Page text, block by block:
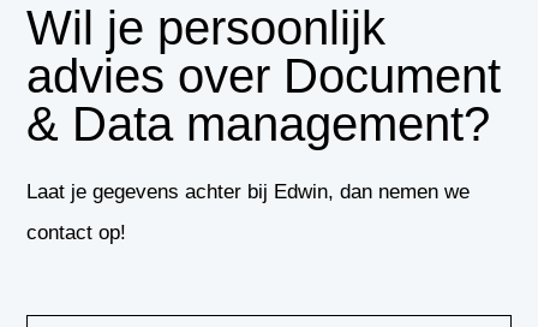
Wil je persoonlijk
advies over Document
& Data management?
Laat je gegevens achter bij Edwin, dan nemen we
contact op!